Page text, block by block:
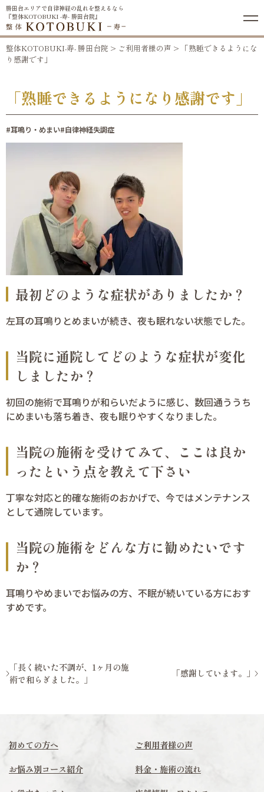
勝田台エリアで自律神経の乱れを整えるなら
『整体KOTOBUKI -寿- 勝田台院』
整体KOTOBUKI-寿- 勝田台院 > ご利用者様の声 > 「熟睡できるようにな
り感謝です」
「熟睡できるようになり感謝です」
#耳鳴り・めまい#自律神経失調症
最初どのような症状がありましたか？
左耳の耳鳴りとめまいが続き、夜も眠れない状態でした。
当院に通院してどのような症状が変化
しましたか？
初回の施術で耳鳴りが和らいだように感じ、数回通ううち
にめまいも落ち着き、夜も眠りやすくなりました。
当院の施術を受けてみて、ここは良か
ったという点を教えて下さい
丁寧な対応と的確な施術のおかげで、今ではメンテナンス
として通院しています。
当院の施術をどんな方に勧めたいです
か？
耳鳴りやめまいでお悩みの方、不眠が続いている方におす
すめです。
「長く続いた不調が、1ヶ月の施
術で和らぎました。」
「感謝しています。」
初めての方へ ご利用者様の声
お悩み別コース紹介 料金・施術の流れ